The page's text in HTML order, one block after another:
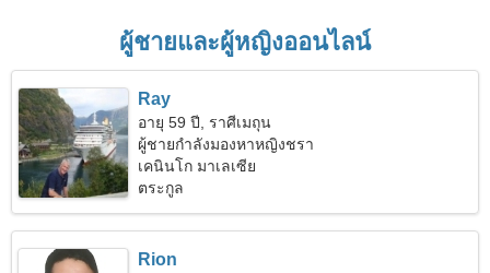
ผู้ชายและผู้หญิงออนไลน์
Ray
อายุ 59 ปี, ราศีเมถุน
ผู้ชายกำลังมองหาหญิงชรา
เคนินโก มาเลเซีย
ตระกูล
Rion